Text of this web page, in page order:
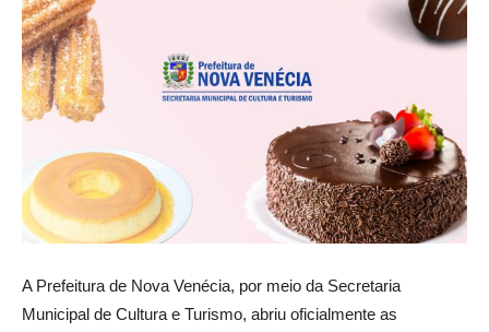
A Prefeitura de Nova Venécia, por meio da Secretaria
Municipal de Cultura e Turismo, abriu oficialmente as